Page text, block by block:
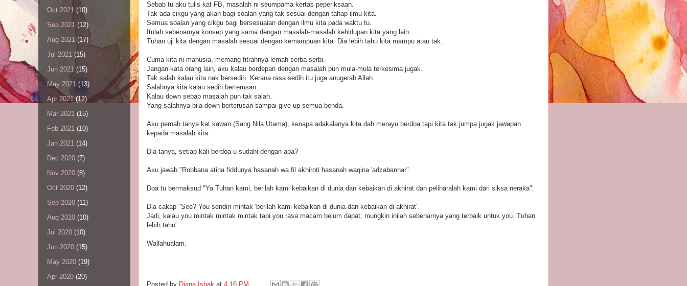
Sebab tu aku tulis kat FB, masalah ni seumpama kertas peperiksaan.
Tak ada cikgu yang akan bagi soalan yang tak sesuai dengan tahap ilmu kita.
Semua soalan yang cikgu bagi bersesuaian dengan ilmu kita pada waktu tu.
Itulah sebenarnya konsep yang sama dengan masalah-masalah kehidupan kita yang lain.
Tuhan uji kita dengan masalah sesuai dengan kemampuan kita. Dia lebih tahu kita mampu atau tak.
Cuma kita ni manusia, memang fitrahnya lemah serba-serbi.
Jangan kata orang lain, aku kalau berdepan dengan masalah pun mula-mula terkesima jugak.
Tak salah kalau kita nak bersedih. Kerana rasa sedih itu juga anugerah Allah.
Salahnya kita kalau sedih berterusan.
Kalau down sebab masalah pun tak salah.
Yang salahnya bila down berterusan sampai give up semua benda.
Aku pernah tanya kat kawan (Sang Nila Utama), kenapa adakalanya kita dah merayu berdoa tapi kita tak jumpa jugak jawapan
kepada masalah kita.
Dia tanya, setiap kali berdoa u sudahi dengan apa?
Aku jawab "Robbana atina fiddunya hasanah wa fil akhiroti hasanah waqina 'adzabannar".
Doa tu bermaksud "Ya Tuhan kami, berilah kami kebaikan di dunia dan kebaikan di akhirat dan peliharalah kami dari siksa neraka".
Dia cakap "See? You sendiri mintak 'berilah kami kebaikan di dunia dan kebaikan di akhirat'.
Jadi, kalau you mintak mintak mintak tapi you rasa macam belum dapat, mungkin inilah sebenarnya yang terbaik untuk you. Tuhan
lebih tahu'.
Wallahualam.
Posted by Diana Ishak at 4:16 PM
Oct 2021 (10)
Sep 2021 (12)
Aug 2021 (17)
Jul 2021 (15)
Jun 2021(15)
May 2021 (13)
Apr 2021(12)
Mar 2021 (15)
Feb 2021 (10)
Jan 2021 (14)
Dec 2020 (7)
Nov 2020 (8)
Oct 2020 (12)
Sep 2020 (11)
Aug 2020 (10)
Jul 2020 (10)
Jun 2020 (15)
May 2020 (19)
Apr 2020 (20)